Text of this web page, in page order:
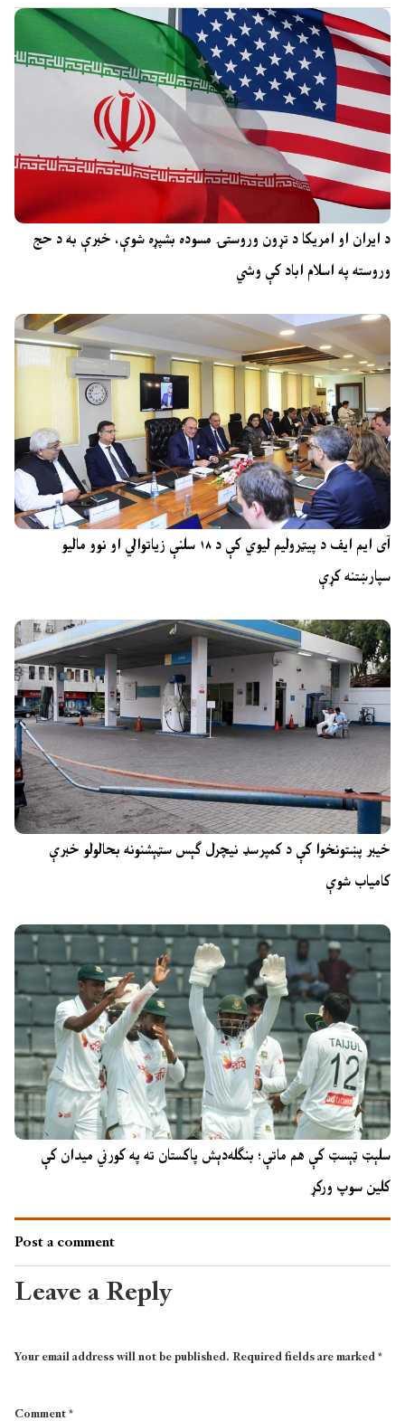
د ایران او امریکا د تړون وروستۍ مسوده بشپړه شوې، خبرې به د حج
وروسته په اسلام اباد کې وشي
آی ایم ایف د پیټرولیم لیوي کې د ۱۸ سلنې زیاتوالي او نوو مالیو
سپارښتنه کړې
خیبر پښتونخوا کې د کمپرسډ نیچرل ګېس سټېشنونه بحالولو خبرې
کامیاب شوې
سلېټ ټېسټ کې هم ماتې؛ بنګله‌دېش پاکستان ته په کورني میدان کې
کلین سوپ ورکړ
Post a comment
Leave a Reply
Your email address will not be published.Required fields are marked*
Comment*